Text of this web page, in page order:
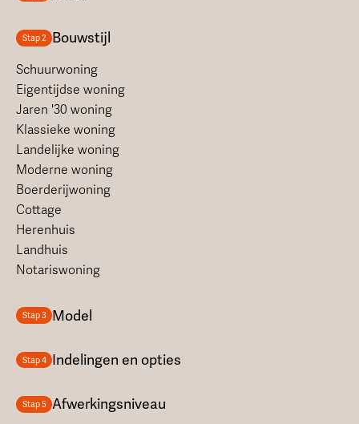
Stap 2 Bouwstijl
Schuurwoning
Eigentijdse woning
Jaren '30 woning
Klassieke woning
Landelijke woning
Moderne woning
Boerderijwoning
Cottage
Herenhuis
Landhuis
Notariswoning
Stap 3 Model
Stap 4 Indelingen en opties
Stap 5 Afwerkingsniveau